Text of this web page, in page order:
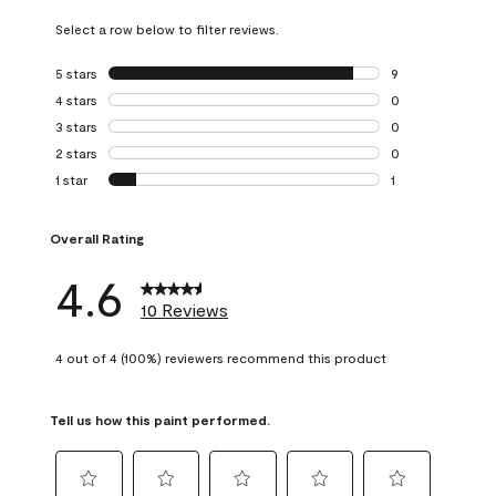
Select a row below to filter reviews.
5 stars stars
9
9 reviews with 5
4 stars stars
0
0 reviews with 4
3 stars stars
0
0 reviews with 3
2 stars stars
0
0 reviews with 2
1 star stars
1
Overall Rating
4.6 10 Reviews
4 out of 4 (100%) reviewers recommend this product
Tell us how this paint performed.